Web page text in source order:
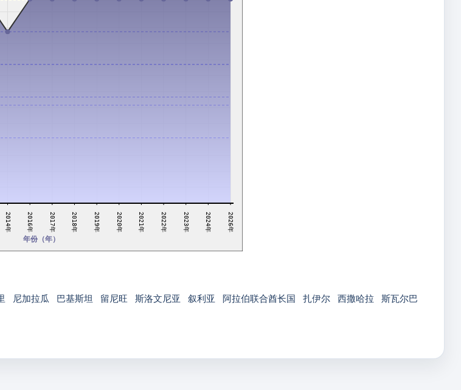
2014年 2016年 2017年 2018年 2019年 2020年 2021年 2022年 2023年 2024年 2026年
年份（年）
尼加拉瓜 巴基斯坦 留尼旺 斯洛文尼亚 叙利亚 阿拉伯联合酋长国 扎伊尔 西撒哈拉
斯瓦尔巴